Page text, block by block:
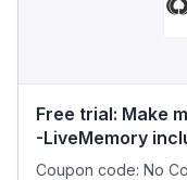
Free trial: Make
-LiveMemory
Coupon code: No